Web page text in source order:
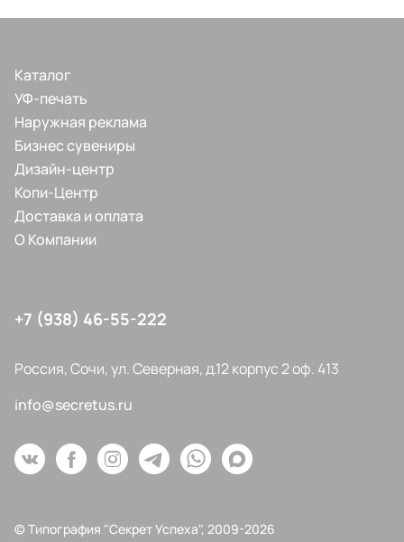
Каталог
УФ-печать
Наружная реклама
Бизнес сувениры
Дизайн-центр
Копи-Центр
Доставка и оплата
О Компании
+7 (938) 46-55-222
Россия, Сочи, ул. Северная, д.12 корпус 2 оф. 413
info@secretus.ru
© Типография "Секрет Успеха", 2009-2026